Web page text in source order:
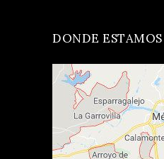
DONDE ESTAMOS